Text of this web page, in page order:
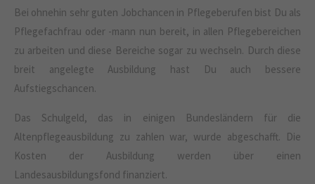
Drop us a line
info@yourdomain.com
About us
Lorem ipsum dolor sit amet, consectetuer
adipiscing elit.
Aenean commodo ligula eget dolor. Aenean massa. Cum
sociis natoque penatibus et magnis dis parturient montes,
nascetur ridiculus mus. Donec quam felis, ultricies nec.
Bei ohnehin sehr guten Jobchancen in Pflegeberufen bist Du als
Pflegefachfrau oder -mann nun bereit, in allen Pflegebereichen
zu arbeiten und diese Bereiche sogar zu wechseln. Durch diese
breit angelegte Ausbildung hast Du auch bessere
Aufstiegschancen.
Das Schulgeld, das in einigen Bundesländern für die
Altenpflegeausbildung zu zahlen war, wurde abgeschafft. Die
Kosten der Ausbildung werden über einen
Landesausbildungsfond finanziert.